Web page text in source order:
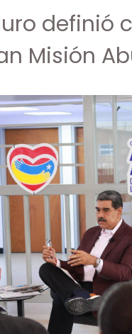
definió
Misión